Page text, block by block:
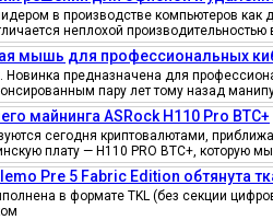
в производстве компьютеров
неплохой производительностью
мышь для профессиональных
предназначена для
пару лет тому назад
майнинга ASRock H110 Pro BTC+
сегодня криптовалютами,
плату — H110 PRO BTC+, которую
Pre 5 Fabric Edition обтянута
в формате TKL (без секции